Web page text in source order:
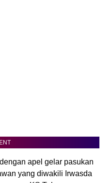
apel gelar pasukan
yang diwakili Irwasda